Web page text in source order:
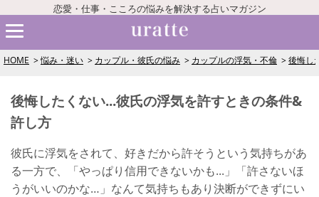
恋愛・仕事・こころの悩みを解決する占いマガジン
HOME 悩み・迷い カップル・彼氏の悩み カップルの浮気・不倫 後悔し
後悔したくない...彼氏の浮気を許すときの条件&
許し方
彼氏に浮気をされて、好きだから許そうという気持ちがあ
る一方で、「やっぱり信用できないかも...」「許さないほ
うがいいのかな…」なんて気持ちもあり決断ができずにい